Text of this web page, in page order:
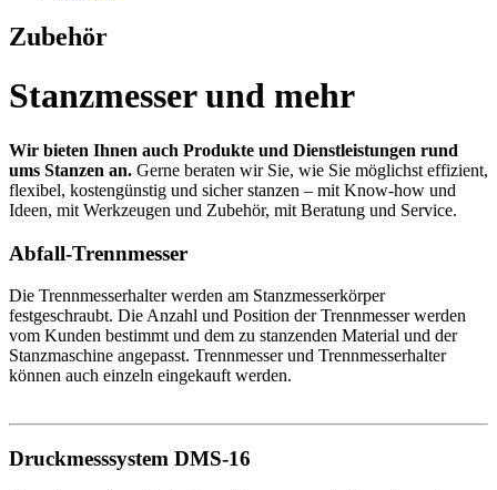
Zubehör
Stanzmesser und mehr
Wir bieten Ihnen auch Produkte und Dienstleistungen rund
ums Stanzen an. Gerne beraten wir Sie, wie Sie möglichst effizient,
flexibel, kostengünstig und sicher stanzen – mit Know-how und
Ideen, mit Werkzeugen und Zubehör, mit Beratung und Service.
Abfall-Trennmesser
Die Trennmesserhalter werden am Stanzmesserkörper
festgeschraubt. Die Anzahl und Position der Trennmesser werden
vom Kunden bestimmt und dem zu stanzenden Material und der
Stanzmaschine angepasst. Trennmesser und Trennmesserhalter
können auch einzeln eingekauft werden.
Druckmesssystem DMS-16